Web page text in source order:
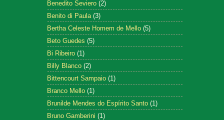
Benedito Seviero (2)
Benito di Paula (3)
Bertha Celeste Homem de Mello (5)
Beto Guedes (5)
Bi Ribeiro (1)
Billy Blanco (2)
Bittencourt Sampaio (1)
Branco Mello (1)
Brunilde Mendes do Espírito Santo (1)
Bruno Gamberini (1)